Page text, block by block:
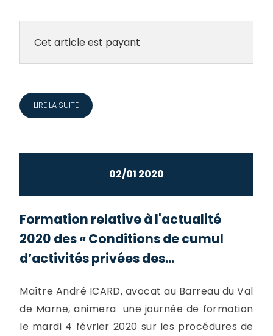
Cet article est payant
LIRE LA SUITE
02/01 2020
Formation relative à l'actualité
2020 des « Conditions de cumul
d’activités privées des...
Maître André ICARD, avocat au Barreau du Val
de Marne, animera une journée de formation
le mardi 4 février 2020 sur les procédures de